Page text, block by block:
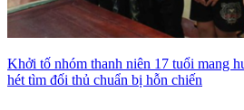
Khởi tố nhóm thanh niên 17 tuổi mang
hét tìm đối thủ chuẩn bị hỗn chiến